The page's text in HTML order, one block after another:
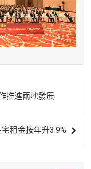
推進兩地發展
租金按年升3.9%